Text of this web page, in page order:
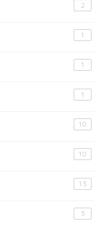
2
1
1
1
10
10
13
3